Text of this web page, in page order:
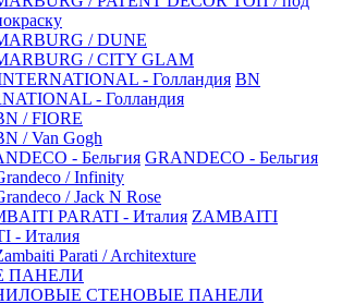
/ DUNE
/ CITY GLAM
BN
- Голландия
/ FIORE
/ Van Gogh
GRANDECO - Бельгия
/ Infinity
/ Jack N Rose
ZAMBAITI
- Италия
Parati / Architexture
ПАНЕЛИ